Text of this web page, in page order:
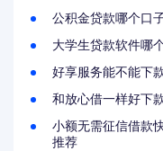
公积金贷款哪个口
大学生贷款软件哪
好享服务能不能下
和放心借一样好下
小额无需征信借款
推荐